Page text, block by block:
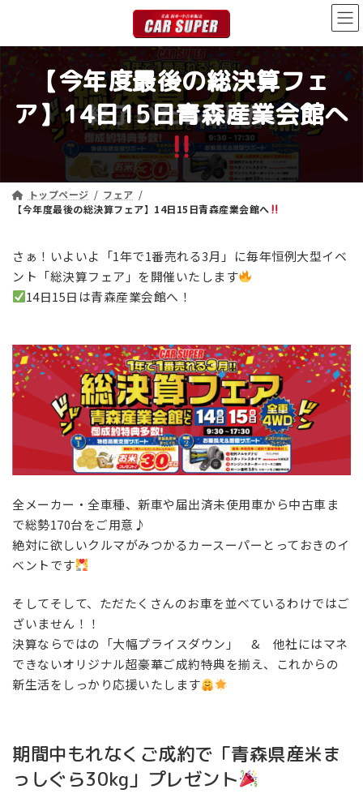
テ
ン
ツ
へ
ゲ
ー
シ
ョ
【今年度最後の総決算フェ
ア】14日15日青森産業会館へ
トップページ
フェア
【今年度最後の総決算フェア】14日15日青森産業会館へ
さぁ！いよいよ「1年で1番売れる3月」に毎年恒例大型イベ
ント「総決算フェア」を開催いたします
14日15日は青森産業会館へ！
全メーカー・全車種、新車や届出済未使用車から中古車ま
で総勢170台をご用意♪
絶対に欲しいクルマがみつかるカースーパーとっておきのイ
ベントです
そしてそして、ただたくさんのお車を並べているわけではご
ざいません！！
決算ならではの「大幅プライスダウン」 & 他社にはマネ
できないオリジナル超豪華ご成約特典を揃え、これからの
新生活をしっかり応援いたします
期間中もれなくご成約で「青森県産米ま
っしぐら30kg」プレゼント